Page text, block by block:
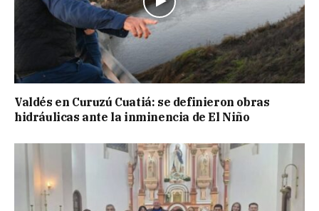
Valdés en Curuzú Cuatiá: se definieron obras
hidráulicas ante la inminencia de El Niño